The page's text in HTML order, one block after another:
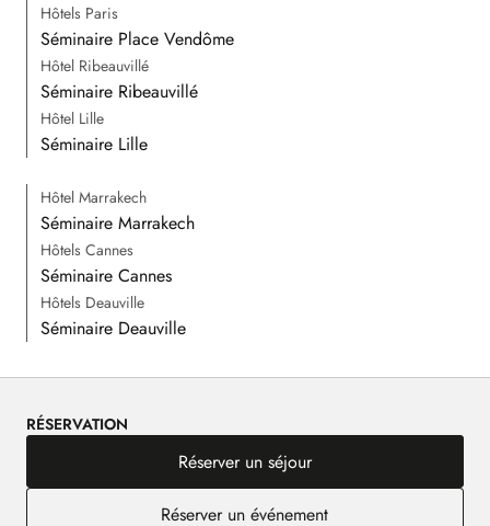
Hôtels Paris
Séminaire Place Vendôme
Hôtel Ribeauvillé
Séminaire Ribeauvillé
Hôtel Lille
Séminaire Lille
Hôtel Marrakech
Séminaire Marrakech
Hôtels Cannes
Séminaire Cannes
Hôtels Deauville
Séminaire Deauville
RÉSERVATION
Réserver un séjour
Réserver un événement